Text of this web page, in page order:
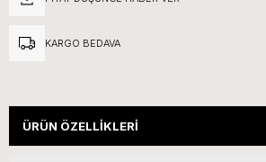
KARGO BEDAVA
ÜRÜN ÖZELLIKLERI